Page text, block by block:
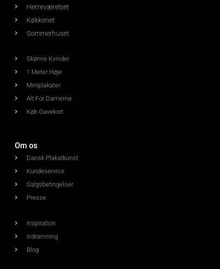
Herreværelset
Køkkenet
Sommerhuset
Skønne Kvinder
1 Meter Høje
Miniplakater
Alt For Damerne
Køb Gavekort
Om os
Dansk Plakatkunst
Kundeservice
Salgsbetingelser
Presse
Inspiration
Indramning
Blog